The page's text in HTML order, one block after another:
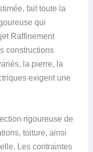
fait toute la
qui
Raffinement
constructions
la pierre, la
exigent une
rigoureuse de
toiture, ainsi
Les contraintes